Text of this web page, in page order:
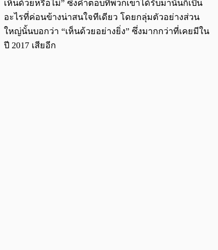
เห็นด้วยหรือไม่” ซึ่งคำตอบที่พวกเขาได้รับมานั้นก็เป็น
อะไรที่ค่อนข้างน่าสนใจทีเดียว โดยกลุ่มตัวอย่างส่วน
ใหญ่นั้นบอกว่า “เห็นด้วยอย่างยิ่ง” ซึ่งมากกว่าที่เคยมีใน
ปี 2017 เสียอีก